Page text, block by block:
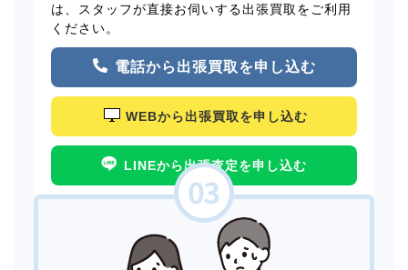
は、スタッフが直接お伺いする出張買取をご利用
ください。
電話から出張買取を申し込む
WEBから出張買取を申し込む
LINEから出張査定を申し込む